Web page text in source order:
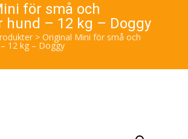
för små och
hund – 12 kg – Doggy
> Original Mini för små och
12 kg – Doggy